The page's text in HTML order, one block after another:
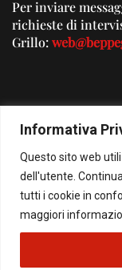
Informativa
Questo sito web
dell'utente.
tutti i cookie in
maggiori
Per inviare
richieste di
Grillo:
© Copyright 2026 - Il